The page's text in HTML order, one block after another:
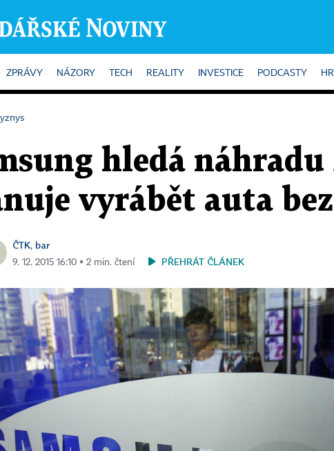
ZPRÁVY NÁZORY TECH REALITY INVESTICE PODCASTY
hledá
vyrábět auta
ČTK, bar
9. 12. 2015 16:10 ▪ 2 min. čtení PŘEHRÁT ČLÁNEK